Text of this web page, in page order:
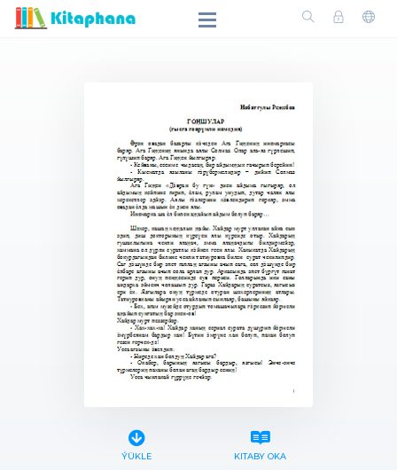
ÝÜKLE KITABY OKA